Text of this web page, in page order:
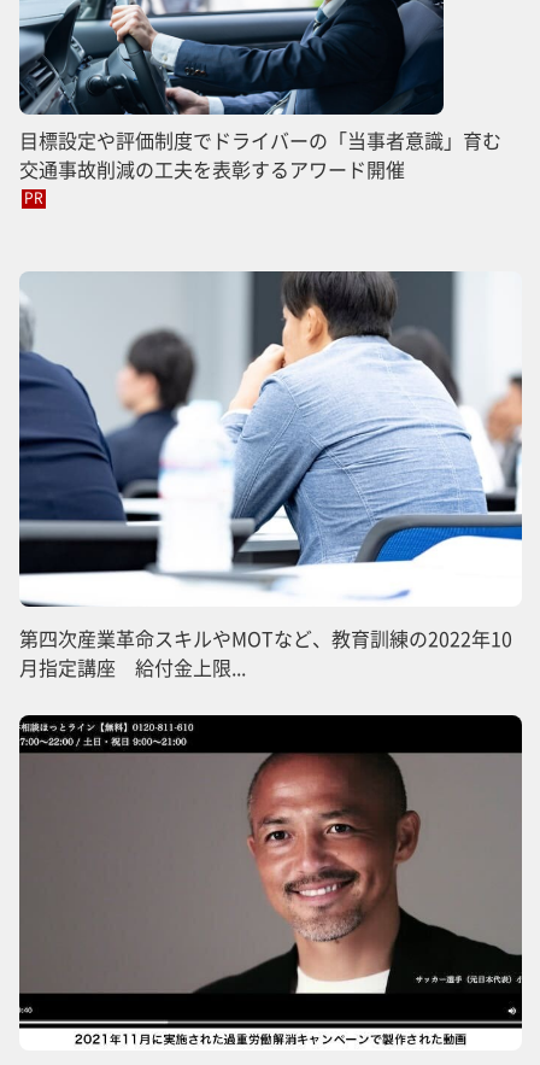
目標設定や評価制度でドライバーの「当事者意識」育む
交通事故削減の工夫を表彰するアワード開催
PR
第四次産業革命スキルやMOTなど、教育訓練の2022年10
月指定講座 給付金上限...